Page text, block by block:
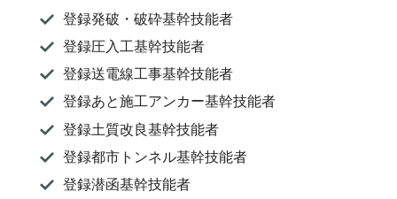
登録発破・破砕基幹技能者
登録圧入工基幹技能者
登録送電線工事基幹技能者
登録あと施工アンカー基幹技能者
登録土質改良基幹技能者
登録都市トンネル基幹技能者
登録潜函基幹技能者